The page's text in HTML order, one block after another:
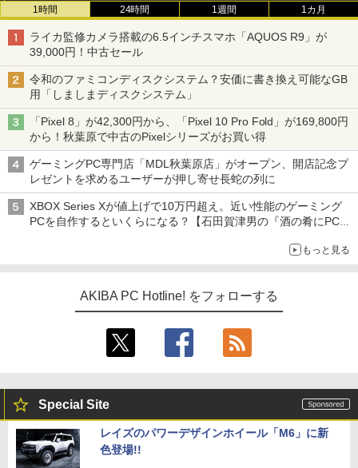
1時間 24時間 1週間 1カ月
ライカ監修カメラ搭載の6.5インチスマホ「AQUOS R9」が
39,000円！中古セール
令和のファミコンディスクシステム？安価に書き換え可能なGB
用「しましまディスクシステム」
「Pixel 8」が42,300円から、「Pixel 10 Pro Fold」が169,800円
から！秋葉原で中古のPixelシリーズがお買い得
ゲーミングPC専門店「MDL秋葉原店」がオープン、開店記念プ
レゼントを求めるユーザーが押し寄せ長蛇の列に
XBOX Series Xが値上げで10万円超え。近い性能のゲーミング
PCを自作するといくらになる？【石田賀津男の『酒の肴にPCゲ
もっと見る
AKIBA PC Hotline! をフォローする
Special Site
レイズのパワーデザインホイール「M6」に新
色登場!!